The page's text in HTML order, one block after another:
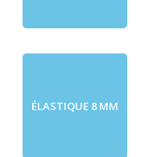
ÉLASTIQUE 8 MM